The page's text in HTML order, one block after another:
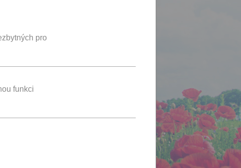
pro
funkci
komunitu. Přijďte si užít lezení, které vás